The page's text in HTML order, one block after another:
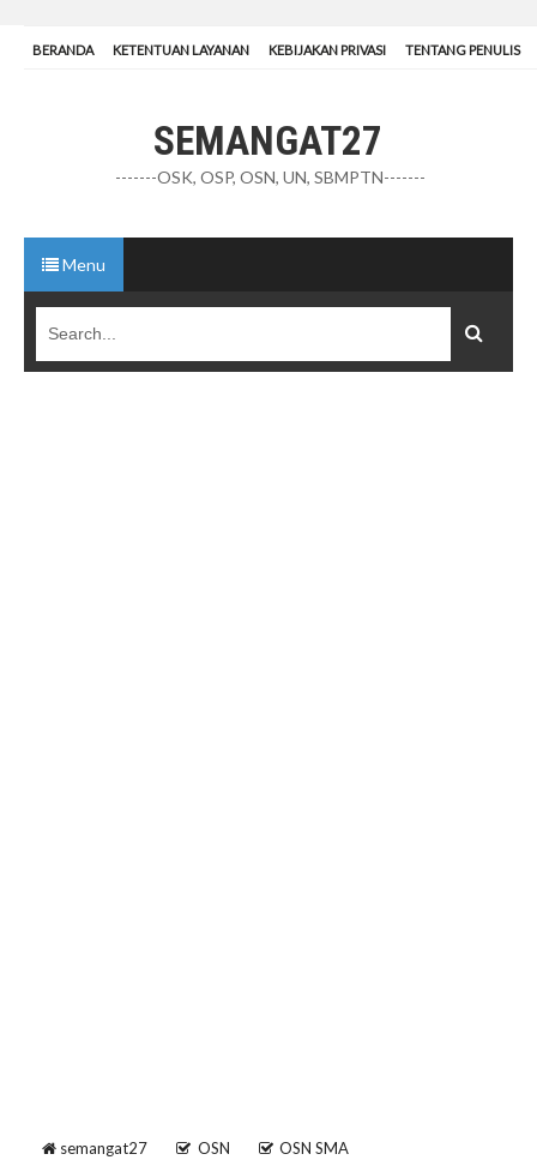
BERANDA KETENTUAN LAYANAN KEBIJAKAN PRIVASI TENTANG PENULIS
SEMANGAT27
-------OSK, OSP, OSN, UN, SBMPTN-------
Menu
semangat27 OSN OSN SMA